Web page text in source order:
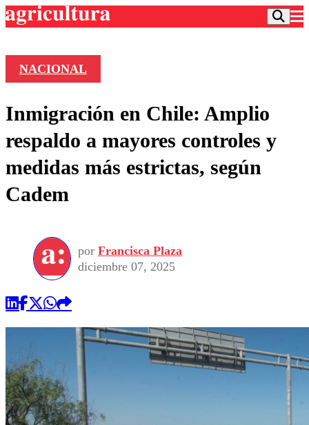
Frecuencias
Deportes
Colo Colo
Torneo Internacional
Torneo Nacional
Entretención
Internacional
Nacional
Programas
Comercial
NACIONAL
Inmigración en Chile: Amplio
respaldo a mayores controles y
medidas más estrictas, según
Cadem
por Francisca Plaza
diciembre 07, 2025